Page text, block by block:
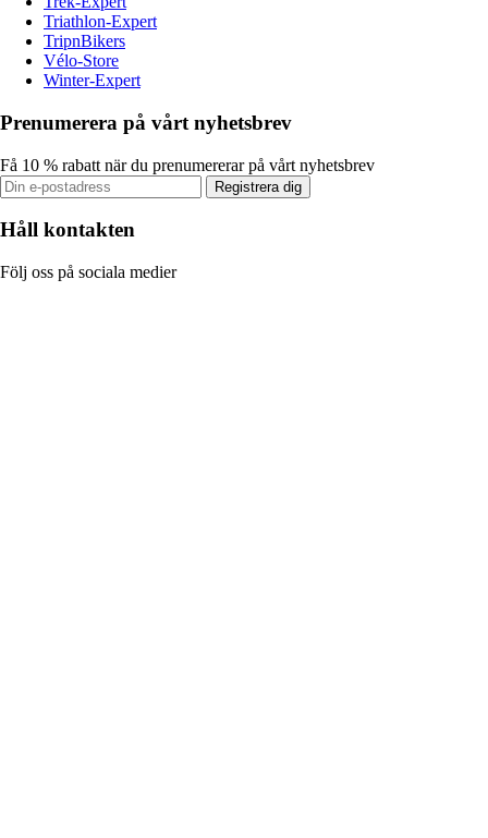
Triathlon-Expert
TripnBikers
Vélo-Store
Winter-Expert
Prenumerera på vårt nyhetsbrev
Få 10 % rabatt när du prenumererar på vårt nyhetsbrev
Registrera dig
Håll kontakten
Följ oss på sociala medier